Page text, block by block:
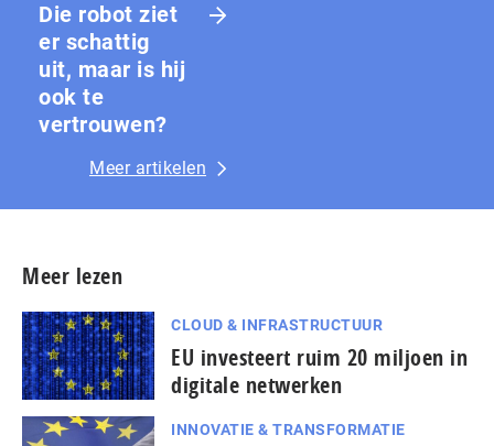
Die robot ziet
er schattig
uit, maar is hij
ook te
vertrouwen?
Meer artikelen
Meer lezen
CLOUD & INFRASTRUCTUUR
EU investeert ruim 20 miljoen in
digitale netwerken
INNOVATIE & TRANSFORMATIE